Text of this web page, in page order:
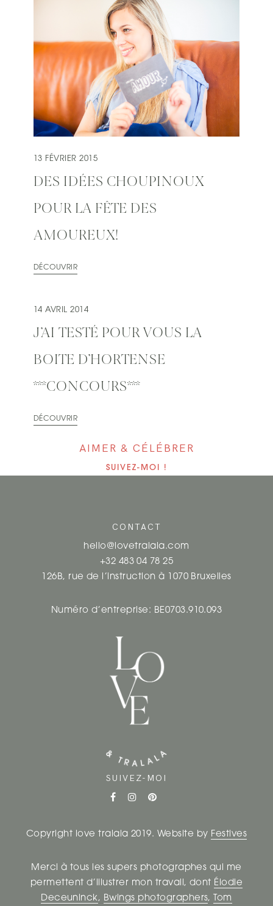
13 FÉVRIER 2015
DES IDÉES CHOUPINOUX
POUR LA FÊTE DES
AMOUREUX!
DÉCOUVRIR
14 AVRIL 2014
J’AI TESTÉ POUR VOUS LA
BOITE D’HORTENSE
***CONCOURS***
DÉCOUVRIR
AIMER & CÉLÉBRER
SUIVEZ-MOI !
CONTACT
hello@lovetralala.com
+32 483 04 78 25
126B, rue de l’instruction à 1070 Bruxelles
Numéro d’entreprise: BE0703.910.093
SUIVEZ-MOI
Copyright love tralala 2019. Website by Festives
Merci à tous les supers photographes qui me
permettent d’illustrer mon travail, dont Élodie
Deceuninck, Bwings photographers, Tom